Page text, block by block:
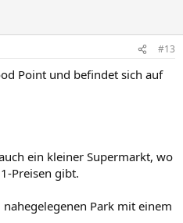
#13
Point und befindet sich auf
ein kleiner Supermarkt, wo
Preisen gibt.
Park mit einem